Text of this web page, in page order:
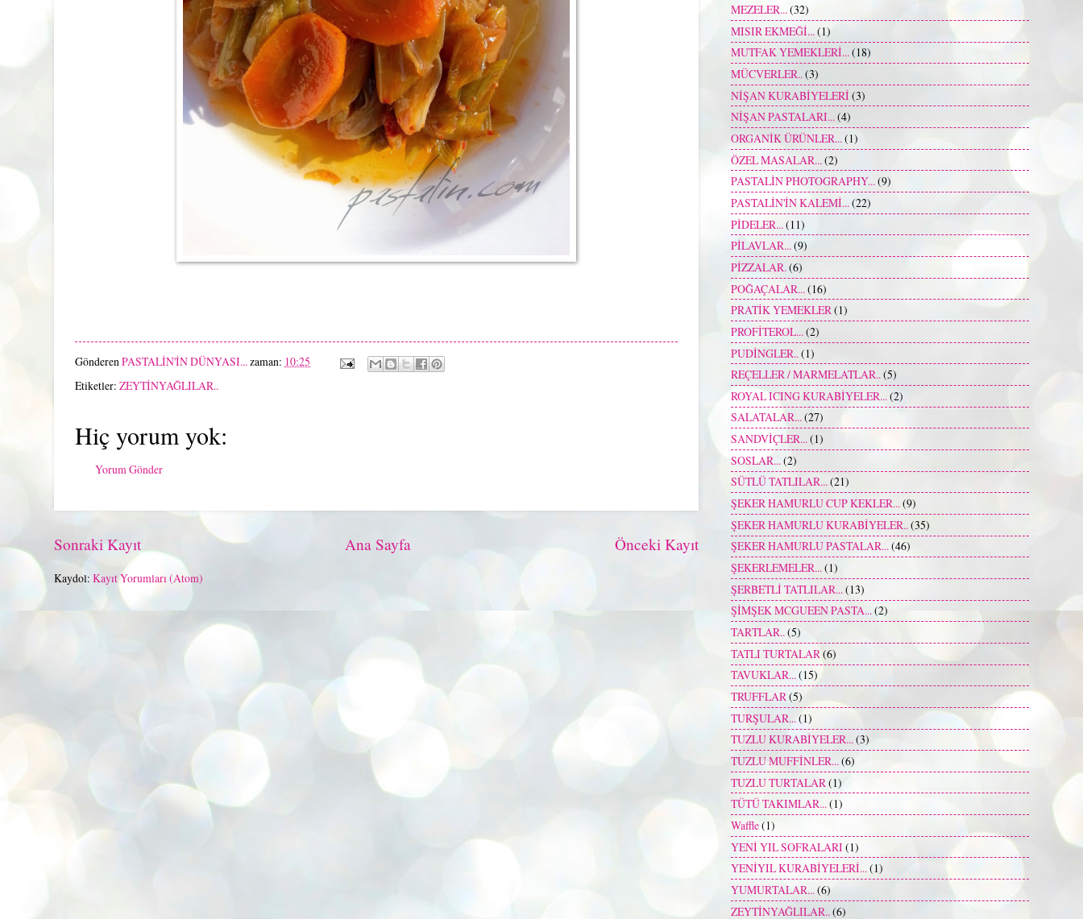
GönderenPASTALİN'İN DÜNYASI...zaman: 10:25
Etiketler: ZEYTİNYAĞLILAR..
Hiç yorum yok:
Yorum Gönder
Sonraki Kayıt Önceki Kayıt
Ana Sayfa
Kaydol: Kayıt Yorumları (Atom)
MEZELER...(32)
MISIR EKMEĞİ...(1)
MUTFAK YEMEKLERİ...(18)
MÜCVERLER..(3)
NİŞAN KURABİYELERİ (3)
NİŞAN PASTALARI...(4)
ORGANİK ÜRÜNLER...(1)
ÖZEL MASALAR... (2)
PASTALİN PHOTOGRAPHY...(9)
PASTALİN'İN KALEMİ...(22)
PİDELER...(11)
PİLAVLAR...(9)
PİZZALAR.(6)
POĞAÇALAR... (16)
PRATİK YEMEKLER(1)
PROFİTEROL...(2)
PUDİNGLER.. (1)
REÇELLER / MARMELATLAR..(5)
ROYAL ICING KURABİYELER...(2)
SALATALAR...(27)
SANDVİÇLER...(1)
SOSLAR... (2)
SÜTLÜ TATLILAR...(21)
ŞEKER HAMURLU CUP KEKLER...(9)
ŞEKER HAMURLU KURABİYELER.. (35)
ŞEKER HAMURLU PASTALAR...(46)
ŞEKERLEMELER...(1)
ŞERBETLİ TATLILAR... (13)
ŞİMŞEK MCGUEEN PASTA...(2)
TARTLAR..(5)
TATLI TURTALAR (6)
TAVUKLAR...(15)
TRUFFLAR(5)
TURŞULAR... (1)
TUZLU KURABİYELER...(3)
TUZLU MUFFİNLER...(6)
TUZLU TURTALAR (1)
TÜTÜ TAKIMLAR...(1)
Waffle(1)
YENİ YIL SOFRALARI(1)
YENİYIL KURABİYELERİ...(1)
YUMURTALAR...(6)
ZEYTİNYAĞLILAR.. (6)